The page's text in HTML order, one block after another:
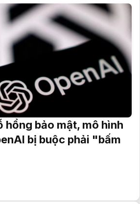
hổng bảo mật, mô hình
bị buộc phải "bấm